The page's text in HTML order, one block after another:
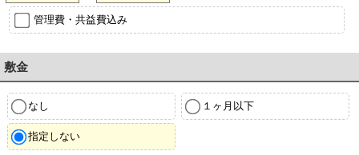
管理費・共益費込み
敷金
なし １ヶ月以下
指定しない